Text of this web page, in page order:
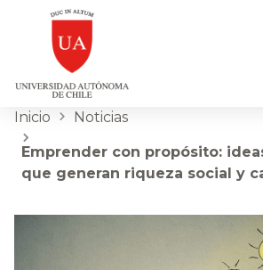
Inicio Noticias
Emprender con propósito:
que generan riqueza social y